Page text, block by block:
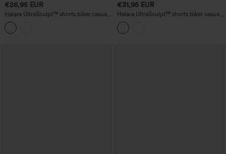
€26,95 EUR
Halara UltraSculpt™ shorts biker casual
de cintura alta 5'' con bolsillos
€31,95 EUR
Halara UltraSculpt™ shorts biker casual
de talle alto 7'' con bolsillos